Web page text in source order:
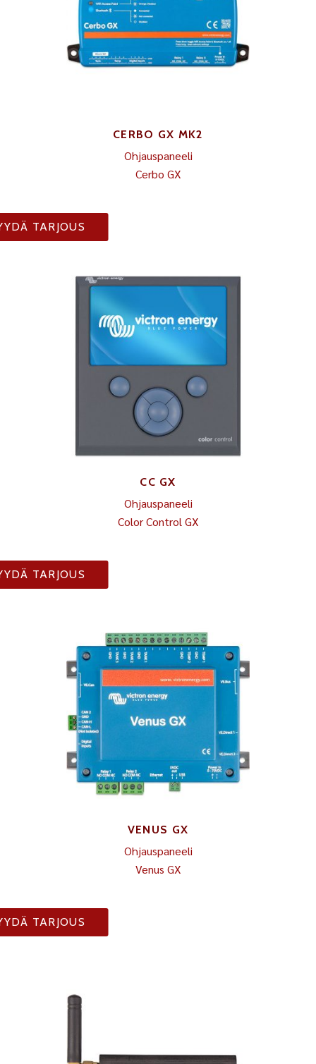
CERBO GX MK2
Ohjauspaneeli
Cerbo GX
TARJOUS
CC GX
Ohjauspaneeli
Color Control GX
TARJOUS
VENUS GX
Ohjauspaneeli
Venus GX
TARJOUS